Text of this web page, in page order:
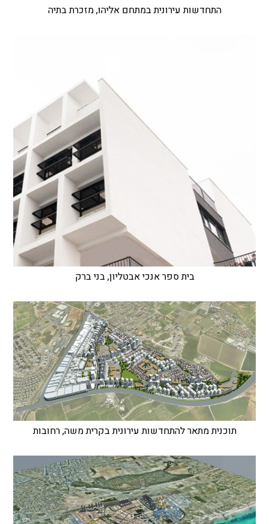
התחדשות עירונית במתחם אליהו, מזכרת בתיה
בית ספר אנכי אבטליון, בני ברק
תוכנית מתאר להתחדשות עירונית בקרית משה, רחובות